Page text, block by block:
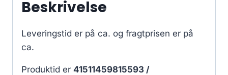
Beskrivelse
Leveringstid er på ca. og fragtprisen er på
ca.
Produktid er 41511459815593 /